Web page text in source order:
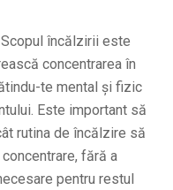
încălzirii este
concentrarea în
te mental și fizic
Este important să
rutina de încălzire să
fără a
pentru restul